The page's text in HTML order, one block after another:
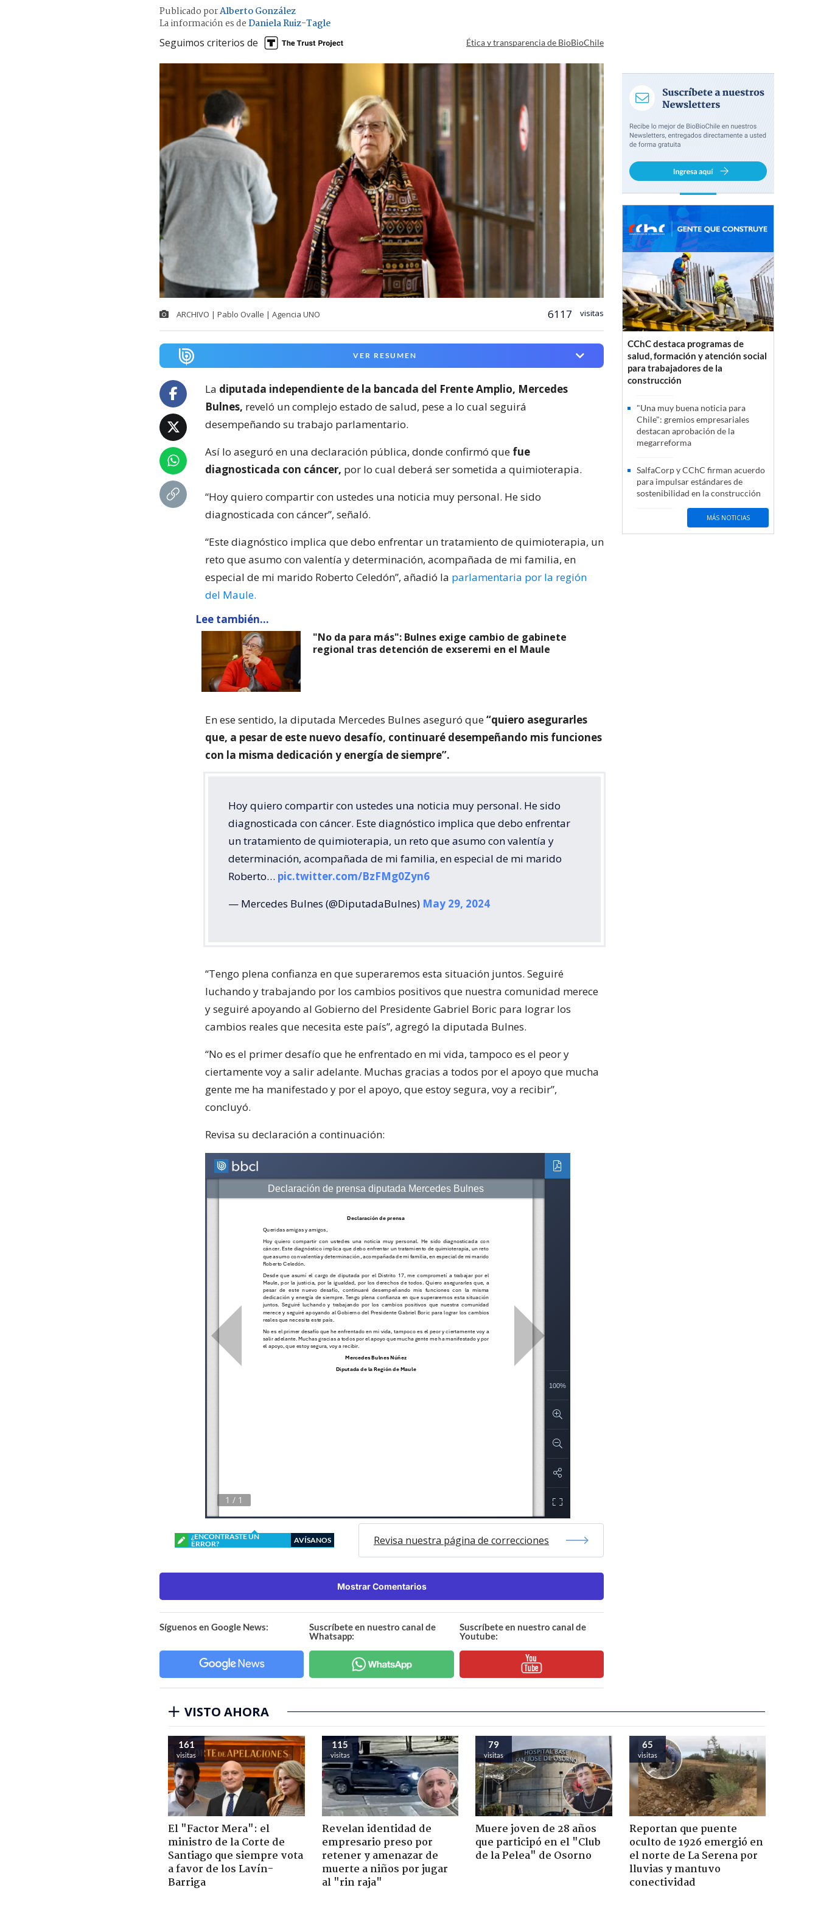
Publicado porAlberto González
La información es de Daniela Ruiz-Tagle
Seguimos criterios de Ética y transparencia de BioBioChile
ARCHIVO | Pablo Ovalle | Agencia UNO 6117 visitas
VER RESUMEN
La diputada independiente de la bancada del Frente Amplio, Mercedes
Bulnes, reveló un complejo estado de salud, pese a lo cual seguirá
desempeñando su trabajo parlamentario.
Así lo aseguró en una declaración pública, donde confirmó que fue
diagnosticada con cáncer, por lo cual deberá ser sometida a quimioterapia.
“Hoy quiero compartir con ustedes una noticia muy personal. He sido
diagnosticada con cáncer”, señaló.
“Este diagnóstico implica que debo enfrentar un tratamiento de quimioterapia, un
reto que asumo con valentía y determinación, acompañada de mi familia, en
especial de mi marido Roberto Celedón”, añadió la parlamentaria por la región
del Maule.
Lee también...
"No da para más": Bulnes exige cambio de gabinete
regional tras detención de exseremi en el Maule
En ese sentido, la diputada Mercedes Bulnes aseguró que“quiero asegurarles
que, a pesar de este nuevo desafío, continuaré desempeñando mis funciones
con la misma dedicación y energía de siempre”.
Hoy quiero compartir con ustedes una noticia muy personal. He sido
diagnosticada con cáncer. Este diagnóstico implica que debo enfrentar
un tratamiento de quimioterapia, un reto que asumo con valentía y
determinación, acompañada de mi familia, en especial de mi marido
Roberto… pic.twitter.com/BzFMg0Zyn6
— Mercedes Bulnes (@DiputadaBulnes) May 29, 2024
“Tengo plena confianza en que superaremos esta situación juntos. Seguiré
luchando y trabajando por los cambios positivos que nuestra comunidad merece
y seguiré apoyando al Gobierno del Presidente Gabriel Boric para lograr los
cambios reales que necesita este país”, agregó la diputada Bulnes.
“No es el primer desafío que he enfrentado en mi vida, tampoco es el peor y
ciertamente voy a salir adelante. Muchas gracias a todos por el apoyo que mucha
gente me ha manifestado y por el apoyo, que estoy segura, voy a recibir”,
concluyó.
Revisa su declaración a continuación:
¿ENCONTRASTE UN
ERROR?
AVÍSANOS Revisa nuestra página de correcciones
Mostrar Comentarios
Síguenos en Google News:
Suscríbete en nuestro canal de
Whatsapp:
Suscríbete en nuestro canal de
Youtube:
CChC destaca programas de
salud, formación y atención social
para trabajadores de la
construcción
"Una muy buena noticia para
Chile": gremios empresariales
destacan aprobación de la
megarreforma
SalfaCorp y CChC firman acuerdo
para impulsar estándares de
sostenibilidad en la construcción
MÁS NOTICIAS
VISTO AHORA
161
visitas
El "Factor Mera": el
ministro de la Corte de
Santiago que siempre vota
a favor de los Lavín-
Barriga
115
visitas
Revelan identidad de
empresario preso por
retener y amenazar de
muerte a niños por jugar
al "rin raja"
79
visitas
Muere joven de 28 años
que participó en el "Club
de la Pelea" de Osorno
65
visitas
Reportan que puente
oculto de 1926 emergió en
el norte de La Serena por
lluvias y mantuvo
conectividad